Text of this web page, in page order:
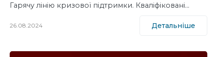
Гарячу лінію кризової підтримки. Кваліфіковані…
26.08.2024 Детальніше